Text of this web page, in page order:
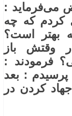
می‌فرماید :
که چه
بهتر است؟
وقتش باز
فرمودند :
پرسیدم : بعد
کردن در